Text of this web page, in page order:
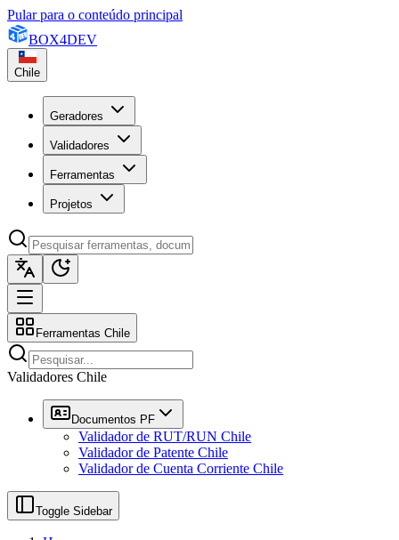
Pular para o conteúdo principal
BOX4DEV
Chile
Geradores
Validadores
Ferramentas
Projetos
Ferramentas Chile
Validadores Chile
Documentos PF
Validador de RUT/RUN Chile
Validador de Patente Chile
Validador de Cuenta Corriente Chile
Toggle Sidebar